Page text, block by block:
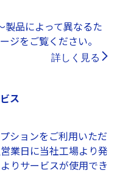
製品によって異なるた
ジをご覧ください。
詳しく見る
ス
ションをご利用いただ
業日に当社工場より発
りサービスが使用でき